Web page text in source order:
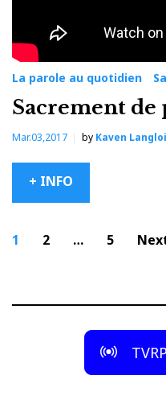
La parole au quotidien
Sacrement de
Mar.03,2017 by Kaven
+ INFO
Navigation
1 2 … 5